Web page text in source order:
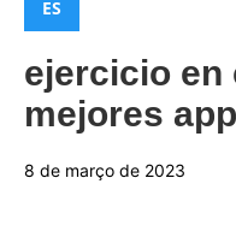
ES
ejercicio en
mejores
8 de março de 2023